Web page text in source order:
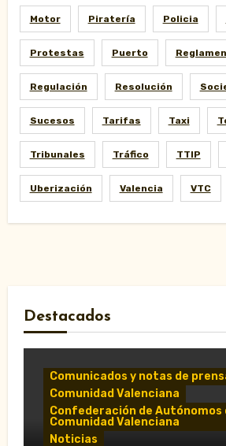
Motor Piratería Policia
Protestas Puerto
Regulación Resolución
Sucesos Tarifas Taxi
Tribunales Tráfico TTIP
Uberización Valencia VTC
Destacados
Comunicados y notas de
Comunidad Valenciana
Confederación de Autónomos
Comunidad Valenciana
Noticias